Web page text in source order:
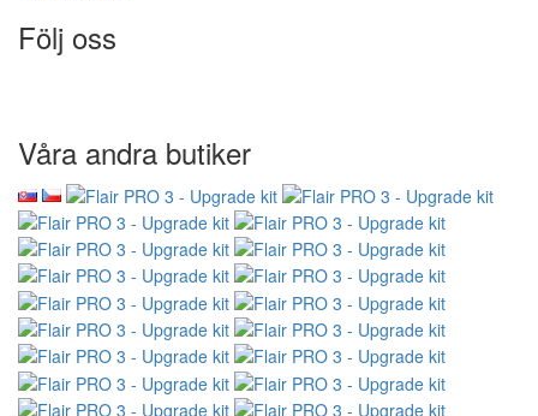
Följ oss
Våra andra butiker